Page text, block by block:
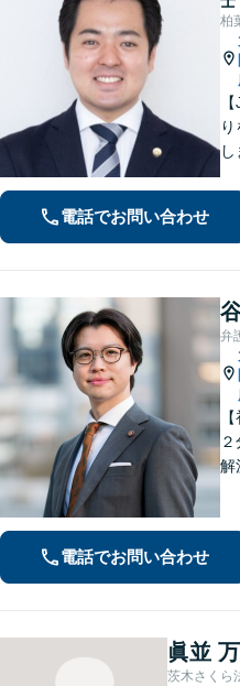
柏
着
相
電話でお問い合わせ
弁
解
電話でお問い合わせ
眞並
茨木さくら